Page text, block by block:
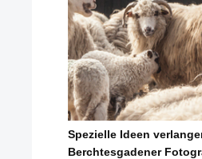
Spezielle Ideen
Berchtesgadener